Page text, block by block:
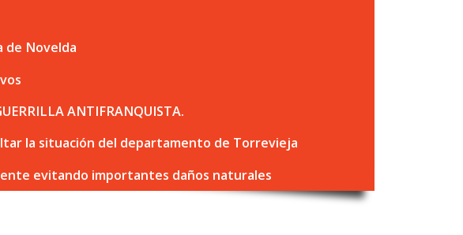
de Novelda
ANTIFRANQUISTA.
la situación del departamento de Torrevieja
evitando importantes daños naturales